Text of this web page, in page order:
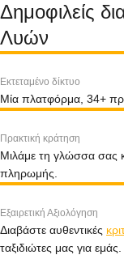
Δημοφιλείς
Λυών
Εκτεταμένο δίκτυο
Μία πλατφόρμα, 34+
Πρακτική κράτηση
Μιλάμε τη γλώσσα σας
πληρωμής.
Εξαιρετική Αξιολόγηση
Διαβάστε αυθεντικές
ταξιδιώτες μας για εμάς.